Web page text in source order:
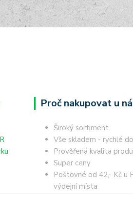
Proč nakupovat u
Široký sortiment
Vše skladem - rychlé
Prověřená kvalita
Super ceny
Poštovné od 42,- Kč u
výdejní místa